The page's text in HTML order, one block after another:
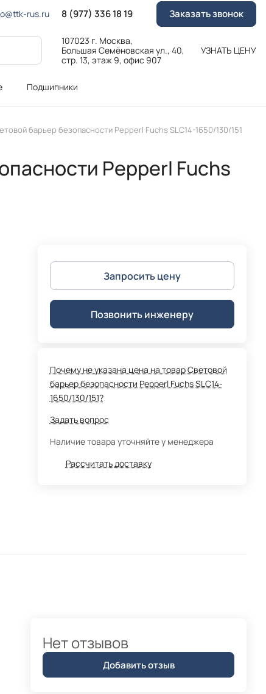
rus.ru 8 (977) 336 18 19 Заказать звонок
107023 г. Москва,
Большая Семёновская ул., 40,
стр. 13, этаж 9, офис 907
УЗНАТЬ ЦЕНУ
Подшипники
барьер безопасности Pepperl Fuchs SLC14-1650/130/151
Pepperl Fuchs
Запросить цену
Позвонить инженеру
Почему не указана цена на товар Cветовой
барьер безопасности Pepperl Fuchs SLC14-
1650/130/151?
Задать вопрос
Наличие товара уточняйте у менеджера
Рассчитать доставку
Нет отзывов
Добавить отзыв